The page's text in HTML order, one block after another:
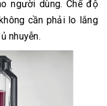
người dùng. Chế độ
cần phải lo lắng
nhuyễn.